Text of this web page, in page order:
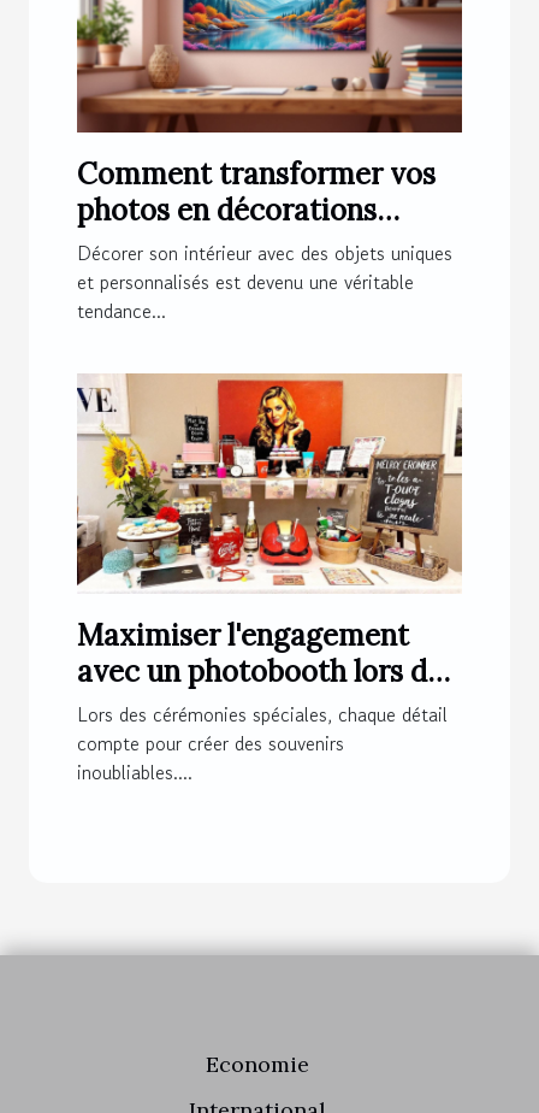
Comment transformer vos
photos en décorations
magnétiques originales ?
Décorer son intérieur avec des objets uniques
et personnalisés est devenu une véritable
tendance...
Maximiser l'engagement
avec un photobooth lors de
cérémonies spéciales
Lors des cérémonies spéciales, chaque détail
compte pour créer des souvenirs
inoubliables....
Economie